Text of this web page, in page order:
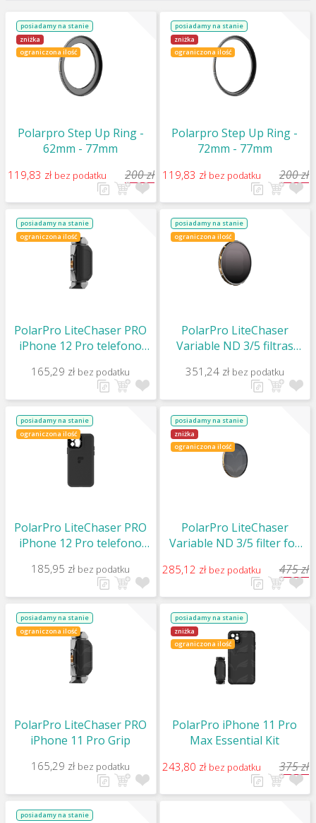
posiadamy na stanie
zniżka
ograniczona ilość
Polarpro Step Up Ring -
62mm - 77mm
119,83 zł bez podatku 200 zł
posiadamy na stanie
zniżka
ograniczona ilość
Polarpro Step Up Ring -
72mm - 77mm
119,83 zł bez podatku 200 zł
posiadamy na stanie
ograniczona ilość
PolarPro LiteChaser PRO
iPhone 12 Pro telefono
165,29 zł bez podatku
posiadamy na stanie
ograniczona ilość
PolarPro LiteChaser
Variable ND 3/5 filtras
Variable ND 3/5 filter for
iPhone 12
351,24 zł bez podatku
posiadamy na stanie
ograniczona ilość
PolarPro LiteChaser PRO
iPhone 12 Pro telefono
185,95 zł bez podatku
posiadamy na stanie
zniżka
ograniczona ilość
PolarPro LiteChaser
Variable ND 3/5 filter for
285,12 zł bez podatku 475 zł
posiadamy na stanie
ograniczona ilość
PolarPro LiteChaser PRO
iPhone 11 Pro Grip
165,29 zł bez podatku
posiadamy na stanie
zniżka
ograniczona ilość
PolarPro iPhone 11 Pro
Max Essential Kit
243,80 zł bez podatku 375 zł
posiadamy na stanie